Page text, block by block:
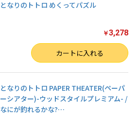
となりのトトロ めくってパズル
￥3,278
カートに入れる
となりのトトロ PAPER THEATER(ペーパ
ーシアター)-ウッドスタイルプレミアム- /
なにが釣れるかな?…